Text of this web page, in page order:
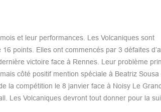
et leur performances. Les Volcaniques sont
points. Elles ont commencés par 3 défaites
victoire face à Rennes. Leur problème
côté positif mention spéciale à Beatriz Sousa
la compétition le 8 janvier face à Noisy Le
Les Volcaniques devront tout donner pour la